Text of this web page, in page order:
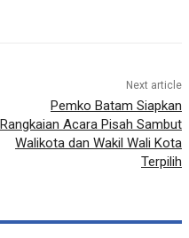
Next article
Pemko Batam Siapkan
Rangkaian Acara Pisah Sambut
Walikota dan Wakil Wali Kota
Terpilih